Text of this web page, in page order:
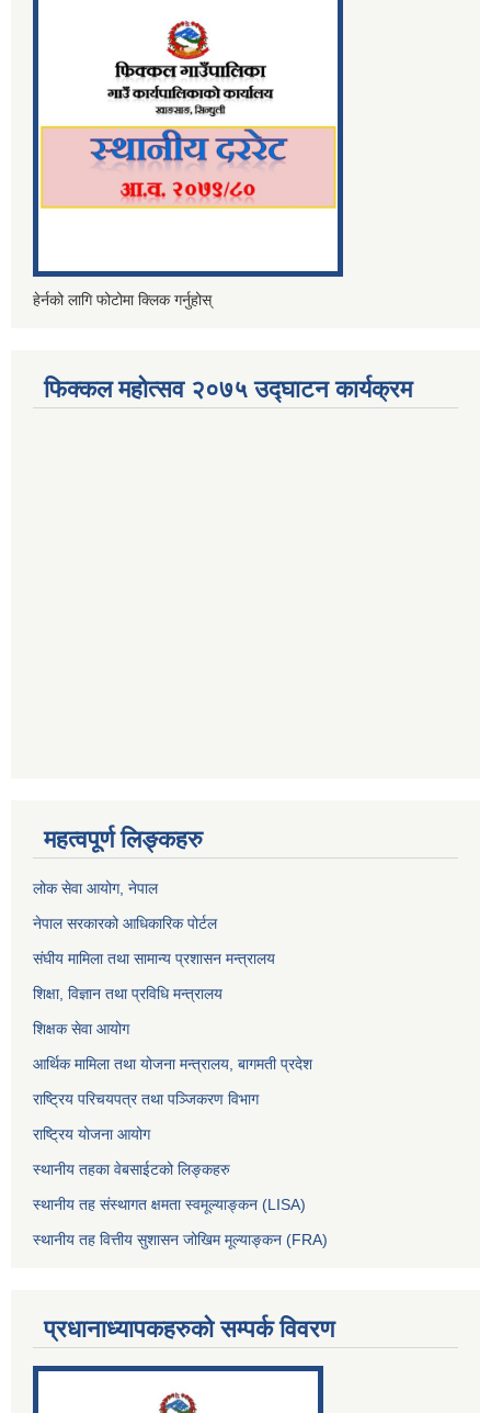
हेर्नको लागि फोटोमा क्लिक गर्नुहोस्
फिक्कल महोत्सव २०७५ उद्घाटन कार्यक्रम
महत्वपूर्ण लिङ्कहरु
लोक सेवा आयोग, नेपाल
नेपाल सरकारको आधिकारिक पोर्टल
संघीय मामिला तथा सामान्य प्रशासन मन्त्रालय
शिक्षा, विज्ञान तथा प्रविधि मन्त्रालय
शिक्षक सेवा आयोग
आर्थिक मामिला तथा योजना मन्त्रालय, बागमती प्रदेश
राष्ट्रिय परिचयपत्र तथा पञ्जिकरण विभाग
राष्ट्रिय योजना आयोग
स्थानीय तहका वेबसाईटको लिङ्कहरु
स्थानीय तह संस्थागत क्षमता स्वमूल्याङ्कन (LISA)
स्थानीय तह वित्तीय सुशासन जोखिम मूल्याङ्कन (FRA)
प्रधानाध्यापकहरुको सम्पर्क विवरण